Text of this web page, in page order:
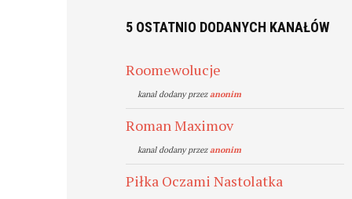
5 OSTATNIO DODANYCH KANAŁÓW
Roomewolucje
kanal dodany przezanonim
Roman Maximov
kanal dodany przezanonim
Piłka Oczami Nastolatka